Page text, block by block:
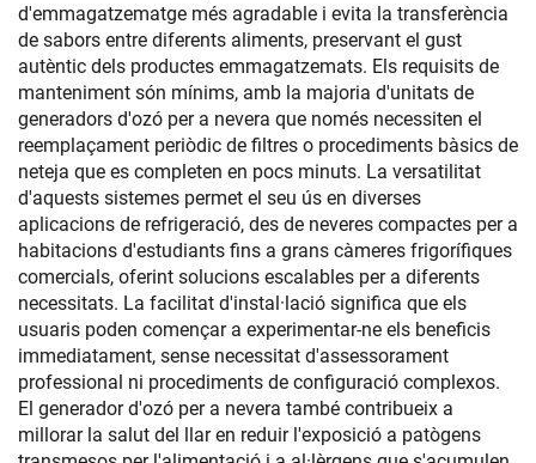
d'emmagatzematge més agradable i evita la transferència
de sabors entre diferents aliments, preservant el gust
autèntic dels productes emmagatzemats. Els requisits de
manteniment són mínims, amb la majoria d'unitats de
generadors d'ozó per a nevera que només necessiten el
reemplaçament periòdic de filtres o procediments bàsics de
neteja que es completen en pocs minuts. La versatilitat
d'aquests sistemes permet el seu ús en diverses
aplicacions de refrigeració, des de neveres compactes per a
habitacions d'estudiants fins a grans càmeres frigorífiques
comercials, oferint solucions escalables per a diferents
necessitats. La facilitat d'instal·lació significa que els
usuaris poden començar a experimentar-ne els beneficis
immediatament, sense necessitat d'assessorament
professional ni procediments de configuració complexos.
El generador d'ozó per a nevera també contribueix a
millorar la salut del llar en reduir l'exposició a patògens